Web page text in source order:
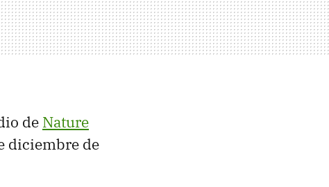
de Nature
diciembre de